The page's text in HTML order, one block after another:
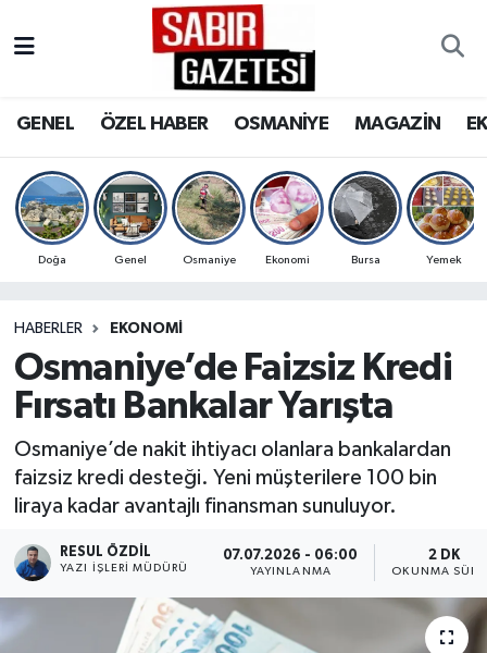
GENEL ÖZEL HABER OSMANİYE MAGAZİN
Doğa Genel Osmaniye Ekonomi Bursa Yemek
HABERLER EKONOMI
Osmaniye’de Faizsiz Kredi
Fırsatı Bankalar Yarışta
Osmaniye’de nakit ihtiyacı olanlara bankalardan
faizsiz kredi desteği. Yeni müşterilere 100 bin
liraya kadar avantajlı finansman sunuluyor.
RESUL ÖZDIL
YAZI İŞLERI MÜDÜRÜ
07.07.2026 - 06:00
YAYINLANMA
2 DK
OKUNMA
OSMANİYE
MAGAZİN
SPOR
RESMİ İLANLAR
Osmaniye Nöbetçi Eczaneler
Osmaniye Trafik Yoğunluk Haritası
Süper Lig Puan Durumu ve Fikstür
Son Dakika Haberleri
Haber Arşivi